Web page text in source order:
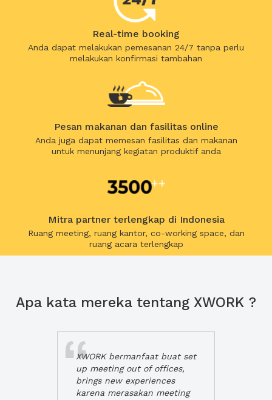
Real-time booking
Anda dapat melakukan pemesanan 24/7 tanpa perlu
melakukan konfirmasi tambahan
Pesan makanan dan fasilitas online
Anda juga dapat memesan fasilitas dan makanan
untuk menunjang kegiatan produktif anda
Mitra partner terlengkap di Indonesia
Ruang meeting, ruang kantor, co-working space, dan
ruang acara terlengkap
Apa kata mereka tentang XWORK ?
XWORK bermanfaat buat set
up meeting out of offices,
brings new experiences
karena merasakan meeting